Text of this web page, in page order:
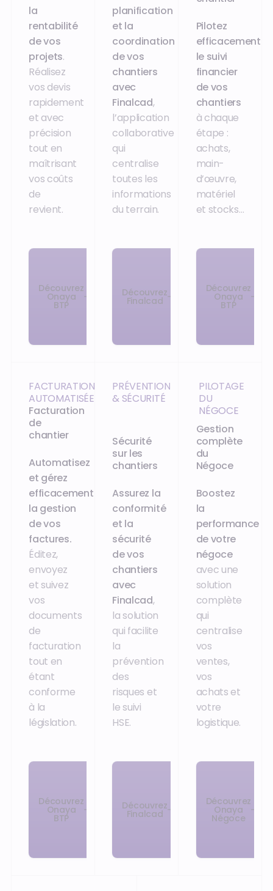
la
rentabilité
de vos
projets.
Réalisez
vos devis
rapidement
et avec
précision
tout en
maîtrisant
vos coûts
de
revient.
Découvrez
Onaya
BTP
planification
et la
coordination
de vos
chantiers
avec
Finalcad,
l’application
collaborative
qui
centralise
toutes les
informations
du terrain.
Découvrez
Finalcad
Pilotez
efficacement
le suivi
financier
de vos
chantiers
à chaque
étape :
achats,
main-
d’œuvre,
matériel
et stocks…
Découvrez
Onaya
BTP
FACTURATION
AUTOMATISÉE
Facturation
de
chantier
Automatisez
et gérez
efficacement
la gestion
de vos
factures.
Éditez,
envoyez
et suivez
vos
documents
de
facturation
tout en
étant
conforme
à la
législation.
Découvrez
Onaya
BTP
PRÉVENTION
& SÉCURITÉ
Sécurité
sur les
chantiers
Assurez la
conformité
et la
sécurité
de vos
chantiers
avec
Finalcad,
la solution
qui facilite
la
prévention
des
risques et
le suivi
HSE.
Découvrez
Finalcad
PILOTAGE
DU
NÉGOCE
Gestion
complète
du
Négoce
Boostez
la
performance
de votre
négoce
avec une
solution
complète
qui
centralise
vos
ventes,
vos
achats et
votre
logistique.
Découvrez
Onaya
Négoce